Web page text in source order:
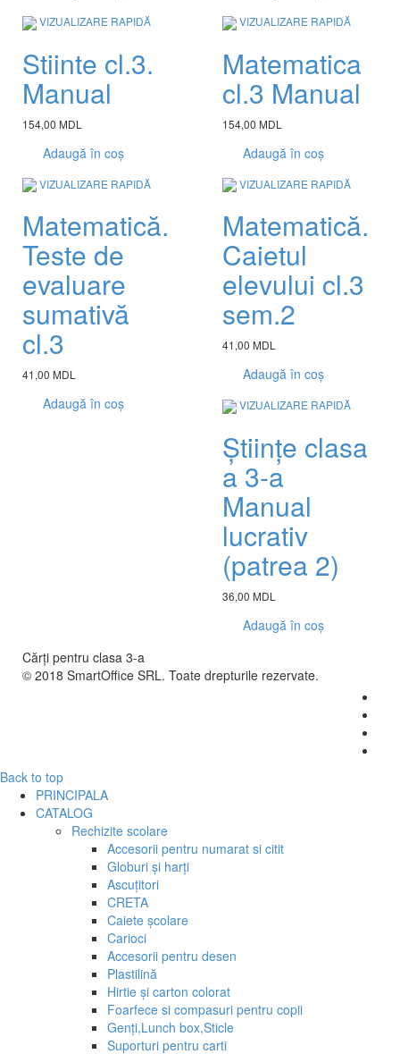
VIZUALIZARE RAPIDĂ
Stiinte cl.3.
Manual
154,00 MDL
Adaugă în coș
VIZUALIZARE RAPIDĂ
Matematica
cl.3 Manual
154,00 MDL
Adaugă în coș
VIZUALIZARE RAPIDĂ
Matematică.
Teste de
evaluare
sumativă
cl.3
41,00 MDL
Adaugă în coș
VIZUALIZARE RAPIDĂ
Matematică.
Caietul
elevului cl.3
sem.2
41,00 MDL
Adaugă în coș
VIZUALIZARE RAPIDĂ
Științe clasa
a 3-a
Manual
lucrativ
(patrea 2)
36,00 MDL
Adaugă în coș
Cărți pentru clasa 3-a
© 2018 SmartOffice SRL. Toate drepturile rezervate.
Back to top
PRINCIPALA
CATALOG
Rechizite scolare
Accesorii pentru numarat si citit
Globuri și harți
Ascuțitori
CRETA
Caiete școlare
Carioci
Accesorii pentru desen
Plastilină
Hirtie și carton colorat
Foarfece si compasuri pentru copii
Genți,Lunch box,Sticle
Suporturi pentru carti